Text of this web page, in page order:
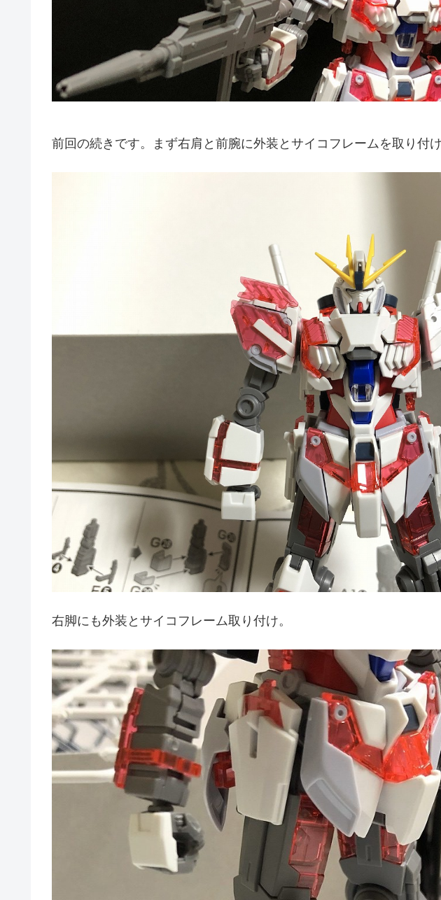
前回の続きです。まず右肩と前腕に外装とサイコフレームを取り付け
右脚にも外装とサイコフレーム取り付け。